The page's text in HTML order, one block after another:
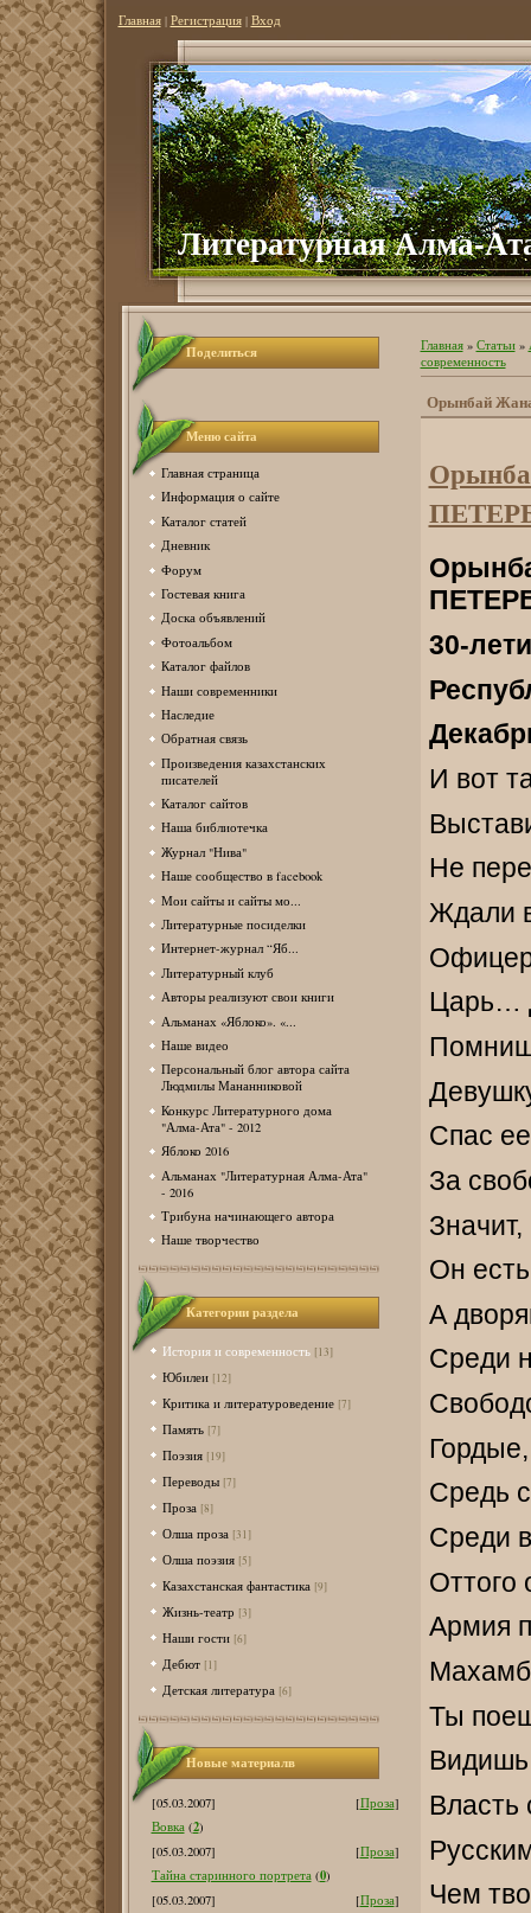
Главная| Регистрация| Вход
Литературная Алма-
Поделиться
Меню сайта
Главная страница
Информация о сайте
Каталог статей
Дневник
Форум
Гостевая книга
Доска объявлений
Фотоальбом
Каталог файлов
Наши современники
Наследие
Обратная связь
Произведения казахстанских
писателей
Каталог сайтов
Наша библиотечка
Журнал "Нива"
Наше сообщество в facebook
Мои сайты и сайты мо...
Литературные посиделки
Интернет-журнал “Яб...
Литературный клуб
Авторы реализуют свои книги
Альманах «Яблоко». «...
Наше видео
Персональный блог автора сайта
Людмилы Мананниковой
Конкурс Литературного дома
"Алма-Ата" - 2012
Яблоко 2016
Альманах "Литературная Алма-Ата"
- 2016
Трибуна начинающего автора
Наше творчество
Категории раздела
История и современность [13]
Юбилеи [12]
Критика и литературоведение [7]
Память [7]
Поэзия [19]
Переводы [7]
Проза [8]
Олша проза [31]
Олша поэзия [5]
Казахстанская фантастика [9]
Жизнь-театр [3]
Наши гости [6]
Дебют [1]
Детская литература [6]
Новые материалв
[05.03.2007] [Проза]
Вовка (2)
[05.03.2007]
[Проза]
Тайна старинного портрета (0)
[05.03.2007]
[Проза]
Главная» Статьи»
современность
Орынбай
30-
И вот
Не
Ждали
Царь…
Спас
За
Он
А
Среди
Средь
Среди
Оттого
Армия
Ты
Власть
Чем